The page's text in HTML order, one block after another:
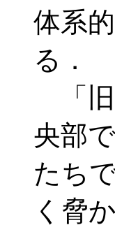
体系
る．
「旧
央部
たち
く脅